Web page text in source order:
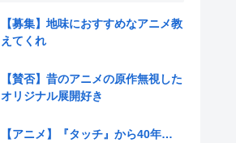
【募集】地味におすすめなアニメ教
えてくれ
【賛否】昔のアニメの原作無視した
オリジナル展開好き
【アニメ】『タッチ』から40年…